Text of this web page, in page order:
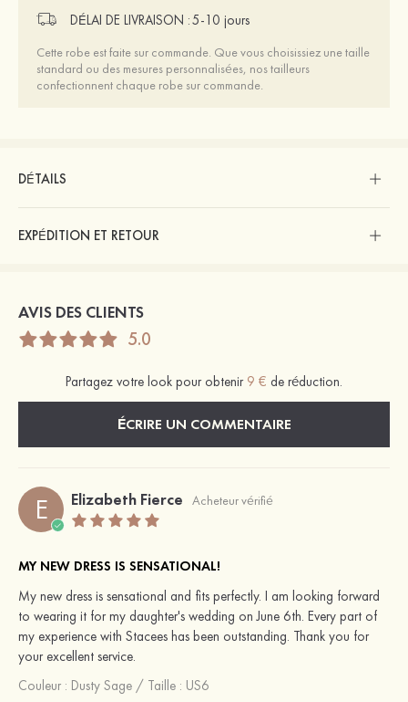
DÉLAI DE LIVRAISON :5-10 jours
Cette robe est faite sur commande. Que vous choisissiez une taille
standard ou des mesures personnalisées, nos tailleurs
confectionnent chaque robe sur commande.
DÉTAILS
EXPÉDITION ET RETOUR
AVIS DES CLIENTS
5.0
Partagez votre look pour obtenir 9 € de réduction.
ÉCRIRE UN COMMENTAIRE
E Elizabeth Fierce Acheteur vérifié
MY NEW DRESS IS SENSATIONAL!
My new dress is sensational and fits perfectly. I am looking forward
to wearing it for my daughter's wedding on June 6th. Every part of
my experience with Stacees has been outstanding. Thank you for
your excellent service.
Couleur : Dusty Sage / Taille : US6